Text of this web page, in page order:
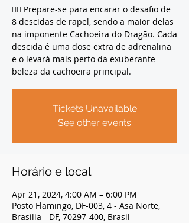
🧗‍♂️ Prepare-se para encarar o desafio de
8 descidas de rapel, sendo a maior delas
na imponente Cachoeira do Dragão. Cada
descida é uma dose extra de adrenalina
e o levará mais perto da exuberante
beleza da cachoeira principal.
Tickets Unavailable
See other events
Horário e local
Apr 21, 2024, 4:00 AM – 6:00 PM
Posto Flamingo, DF-003, 4 - Asa Norte,
Brasília - DF, 70297-400, Brasil